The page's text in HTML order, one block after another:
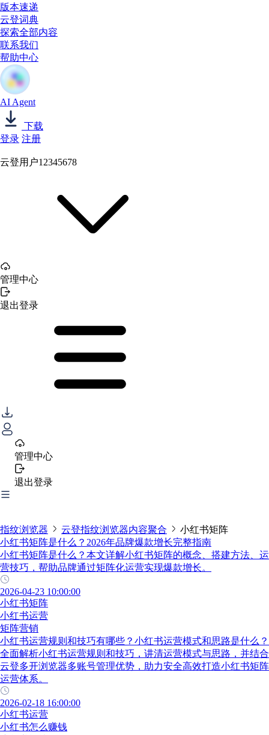
版本速递
云登词典
探索全部内容
联系我们
帮助中心
AI Agent
下载
登录 注册
云登用户12345678
管理中心
退出登录
管理中心
退出登录
指纹浏览器 云登指纹浏览器内容聚合
小红书矩阵
小红书矩阵是什么？2026年品牌爆款增长完整指南
小红书矩阵是什么？本文详解小红书矩阵的概念、搭建方法、运
营技巧，帮助品牌通过矩阵化运营实现爆款增长。
2026-04-23 10:00:00
小红书矩阵
小红书运营
矩阵营销
小红书运营规则和技巧有哪些？小红书运营模式和思路是什么？
全面解析小红书运营规则和技巧，讲清运营模式与思路，并结合
云登多开浏览器多账号管理优势，助力安全高效打造小红书矩阵
运营体系。
2026-02-18 16:00:00
小红书运营
小红书怎么赚钱